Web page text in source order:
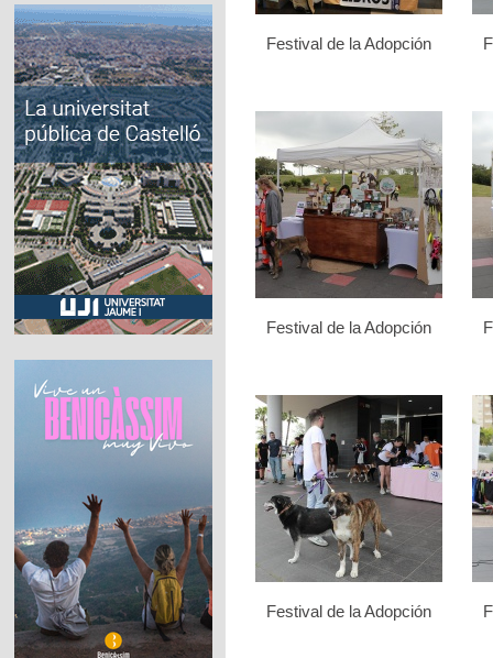
Festival de la Adopción
Festival de la Adopción
Festival de la Adopción